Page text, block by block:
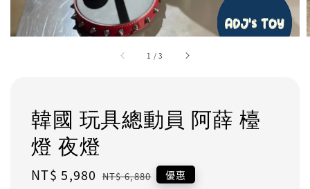
1 /3
韓國 玩具總動員 阿薛 檯
燈 夜燈
Sale
NT$ 5,980 Regular
NT$ 6,880 優惠